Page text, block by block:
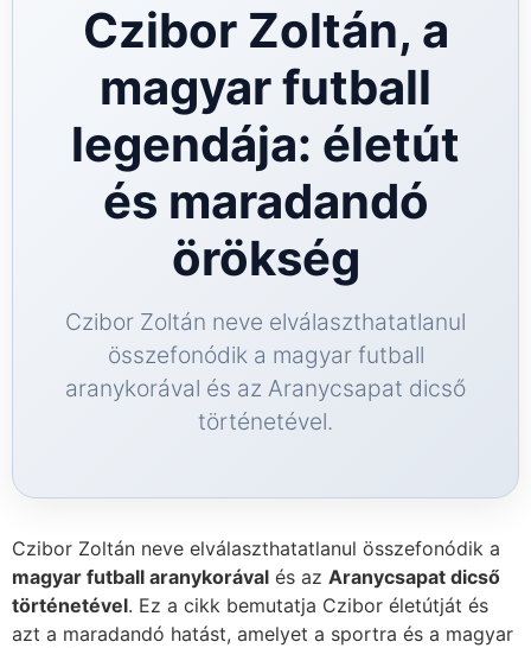
Czibor Zoltán, a
magyar futball
legendája: életút
és maradandó
örökség
Czibor Zoltán neve elválaszthatatlanul
összefonódik a magyar futball
aranykorával és az Aranycsapat dicső
történetével.
Czibor Zoltán neve elválaszthatatlanul összefonódik a
magyar futball aranykorával és az Aranycsapat dicső
történetével. Ez a cikk bemutatja Czibor életútját és
azt a maradandó hatást, amelyet a sportra és a magyar